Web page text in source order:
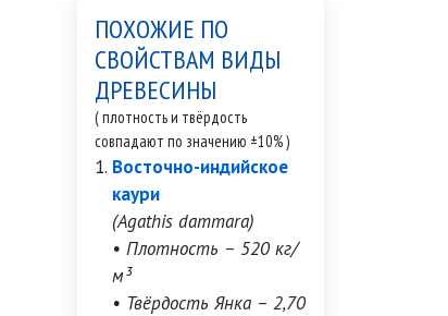
ПОХОЖИЕ ПО
СВОЙСТВАМ ВИДЫ
ДРЕВЕСИНЫ
( плотность и твёрдость
совпадают по значению ±10% )
Восточно-индийское
каури
(Agathis dammara)
• Плотность – 520 кг/
м³
• Твёрдость Янка – 2,70